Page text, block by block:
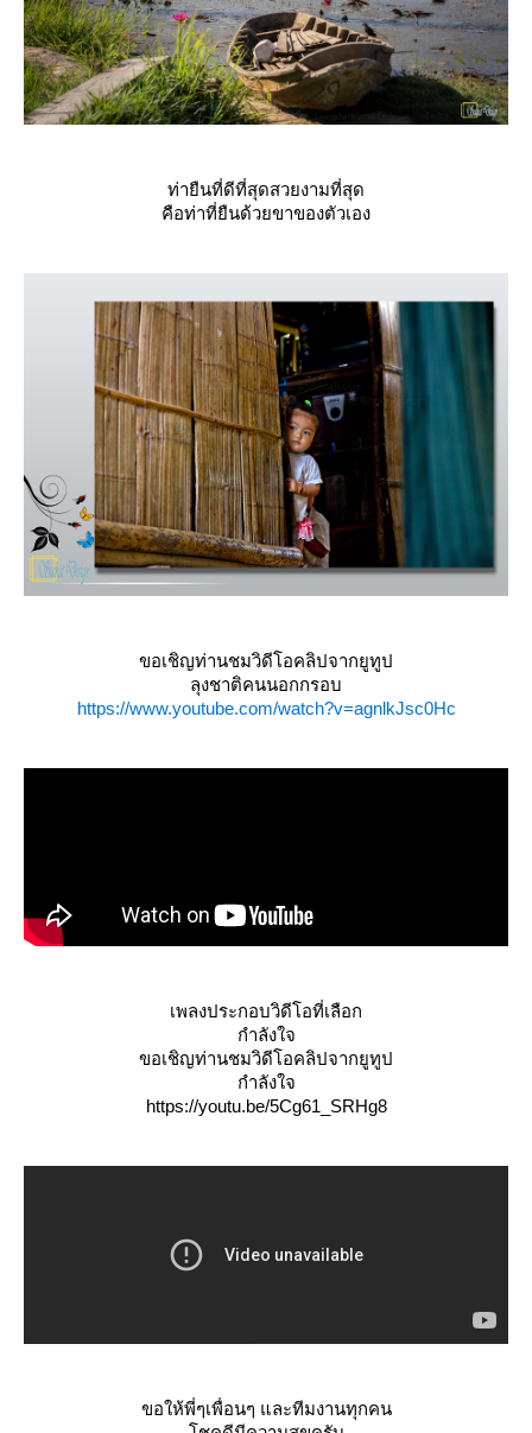
ท่ายืนที่ดีที่สุดสวยงามที่สุด
คือท่าที่ยืนด้วยขาของตัวเอง
ขอเชิญท่านชมวิดีโอคลิปจากยูทูป
ลุงชาติคนนอกกรอบ
https://www.youtube.com/watch?v=agnlkJsc0Hc
เพลงประกอบวิดีโอที่เลือก
กำลังใจ
ขอเชิญท่านชมวิดีโอคลิปจากยูทูป
กำลังใจ
https://youtu.be/5Cg61_SRHg8
ขอให้พี่ๆเพื่อนๆ และทีมงานทุกคน